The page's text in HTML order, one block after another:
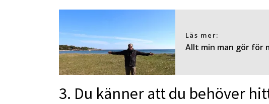
Läs mer:
Allt min man gör för
3. Du känner att du behöver